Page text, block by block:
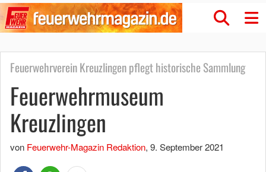
Feuerwehrverein Kreuzlingen pflegt historische Sammlung
Feuerwehrmuseum
Kreuzlingen
von Feuerwehr-Magazin Redaktion, 9. September 2021